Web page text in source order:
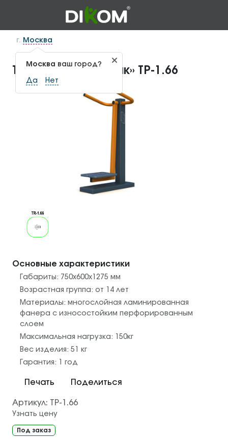
г. Москва
Москва ваш город?
Да Нет
Тренажер «Маятник» ТР-1.66
Основные характеристики
Габариты: 750х600х1275 мм
Возрастная группа: от 14 лет
Материалы: многослойная ламинированная
фанера с износостойким перфорированным
слоем
Максимальная нагрузка:
150кг
Вес изделия: 51 кг
Гарантия:
1 год
Печать Поделиться
Артикул: ТР-1.66
Узнать цену
Под заказ